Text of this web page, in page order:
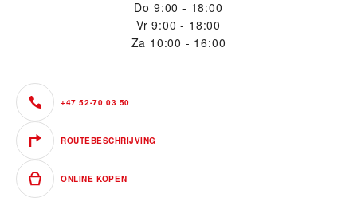
Do 9:00 - 18:00
Vr 9:00 - 18:00
Za 10:00 - 16:00
+47 52-70 03 50
ROUTEBESCHRIJVING
ONLINE KOPEN